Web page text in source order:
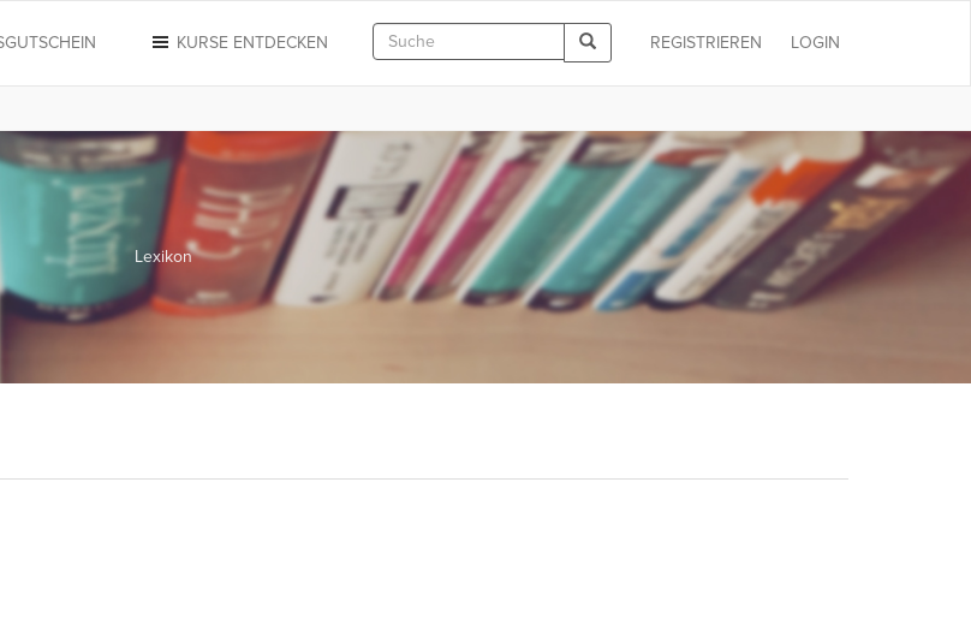
LOGIN
REGISTRIEREN
KURSE ENTDECKEN
Lexikon